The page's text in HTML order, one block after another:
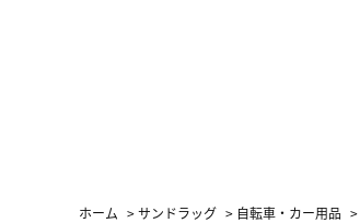
ホーム >サンドラッグ > 自転車・カー用品 >